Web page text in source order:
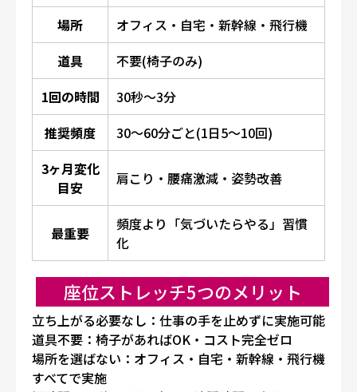
場所
オフィス・自宅・新幹線・飛行機
道具
不要(椅子のみ)
1回の時間
30秒〜3分
推奨頻度
30〜60分ごと(1日5〜10回)
3ヶ月変化
目安
肩こり・腰痛激減・姿勢改善
最重要
頻度より「気づいたらやる」習慣
化
座位ストレッチ5つのメリット
立ち上がる必要なし ：仕事の手を止めずに実施可能
道具不要 ：椅子があればOK・コスト完全ゼロ
場所を選ばない ：オフィス・自宅・新幹線・飛行機
すべてで実施